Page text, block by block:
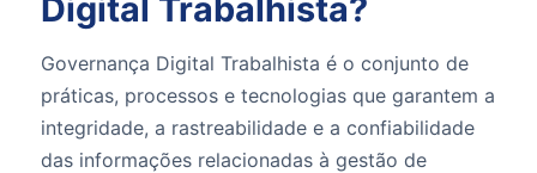
Digital Trabalhista?
Governança Digital Trabalhista é o conjunto de
práticas, processos e tecnologias que garantem a
integridade, a rastreabilidade e a confiabilidade
das informações relacionadas à gestão de